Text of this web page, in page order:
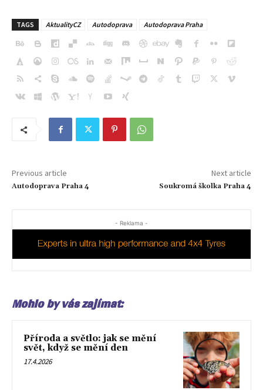
TAGS AktualityCZ Autodoprava Autodoprava Praha
Previous article
Autodoprava Praha 4
Next article
Soukromá školka Praha 4
- Reklama -
Mohlo by vás zajímat:
Příroda a světlo: jak se mění
svět, když se mění den
17.4.2026